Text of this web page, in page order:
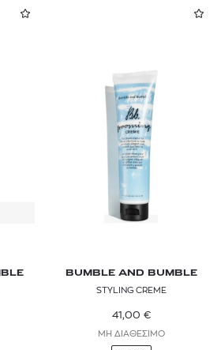
BUMBLE AND BUMBLE
STYLING CREME
41,00 €
ΜΗ ΔΙΑΘΕΣΙΜΟ